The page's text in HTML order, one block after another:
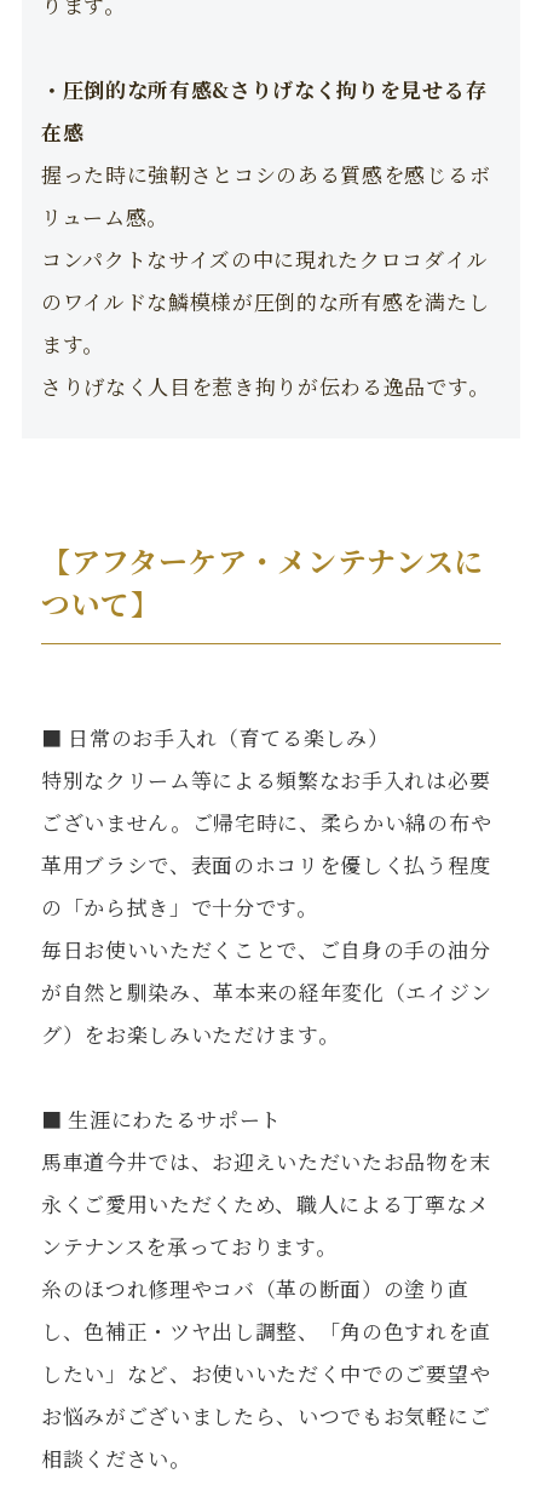
・圧倒的な所有感&さりげなく拘りを見せる存
在感
握った時に強靭さとコシのある質感を感じるボ
リューム感。
コンパクトなサイズの中に現れたクロコダイル
のワイルドな鱗模様が圧倒的な所有感を満たし
ます。
さりげなく人目を惹き拘りが伝わる逸品です。
【アフターケア・メンテナンスに
ついて】
■ 日常のお手入れ（育てる楽しみ）
特別なクリーム等による頻繁なお手入れは必要
ございません。ご帰宅時に、柔らかい綿の布や
革用ブラシで、表面のホコリを優しく払う程度
の「から拭き」で十分です。
毎日お使いいただくことで、ご自身の手の油分
が自然と馴染み、革本来の経年変化（エイジン
グ）をお楽しみいただけます。
■ 生涯にわたるサポート
馬車道今井では、お迎えいただいたお品物を末
永くご愛用いただくため、職人による丁寧なメ
ンテナンスを承っております。
糸のほつれ修理やコバ（革の断面）の塗り直
し、色補正・ツヤ出し調整、「角の色すれを直
したい」など、お使いいただく中でのご要望や
お悩みがございましたら、いつでもお気軽にご
相談ください。